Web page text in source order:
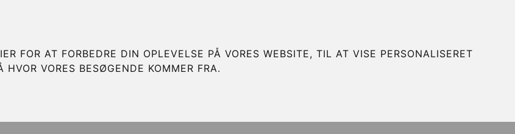
FOR AT FORBEDRE DIN OPLEVELSE PÅ VORES WEBSITE, TIL AT VISE PERSONALISERET
VORES BESØGENDE KOMMER FRA.